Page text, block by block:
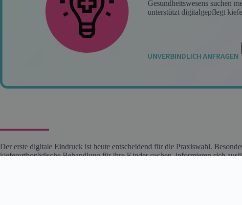
Gesundheitswesens suchen
unterstützt digitalgepflegt
UNVERBINDLICH ANFRAGEN
Der erste digitale Eindruck ist heute entscheidend für die Praxiswahl.
kieferorthopädische Behandlung für ihre Kinder suchen, informieren sich